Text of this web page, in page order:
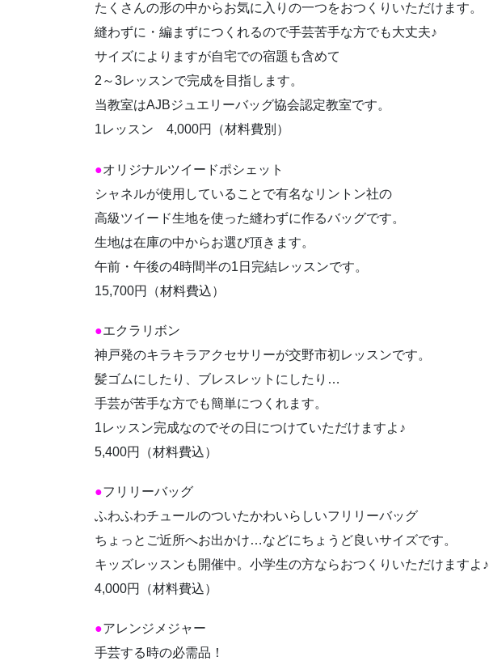
たくさんの形の中からお気に入りの一つをおつくりいただけます。
縫わずに・編まずにつくれるので手芸苦手な方でも大丈夫♪
サイズによりますが自宅での宿題も含めて
2～3レッスンで完成を目指します。
当教室はAJBジュエリーバッグ協会認定教室です。
1レッスン 4,000円（材料費別）
●オリジナルツイードポシェット
シャネルが使用していることで有名なリントン社の
高級ツイード生地を使った縫わずに作るバッグです。
生地は在庫の中からお選び頂きます。
午前・午後の4時間半の1日完結レッスンです。
15,700円（材料費込）
●エクラリボン
神戸発のキラキラアクセサリーが交野市初レッスンです。
髪ゴムにしたり、ブレスレットにしたり…
手芸が苦手な方でも簡単につくれます。
1レッスン完成なのでその日につけていただけますよ♪
5,400円（材料費込）
●フリリーバッグ
ふわふわチュールのついたかわいらしいフリリーバッグ
ちょっとご近所へお出かけ…などにちょうど良いサイズです。
キッズレッスンも開催中。小学生の方ならおつくりいただけますよ♪
4,000円（材料費込）
●アレンジメジャー
手芸する時の必需品！